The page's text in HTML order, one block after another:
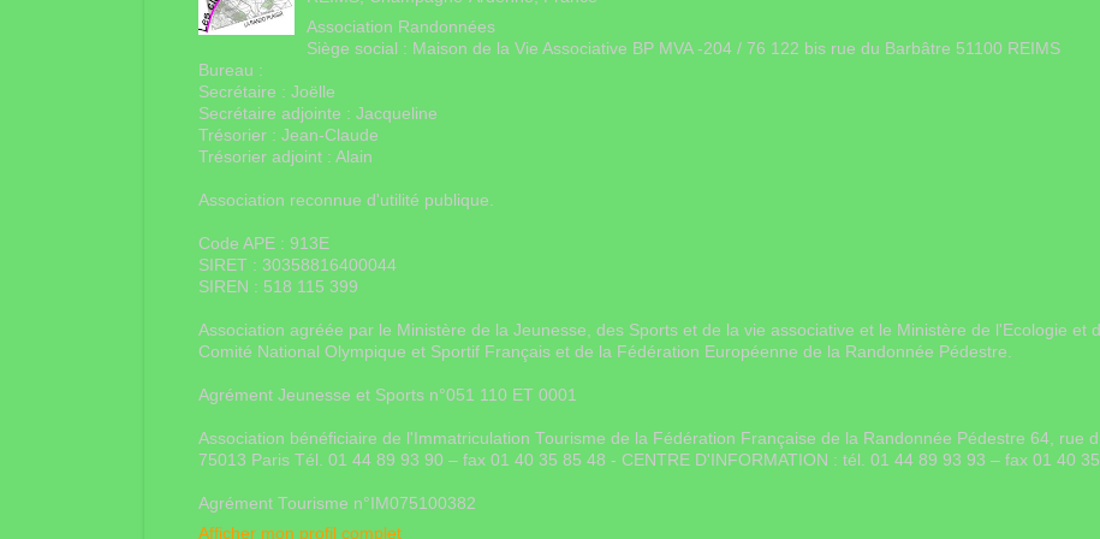
Association Randonnées
Siège social : Maison de la Vie Associative BP MVA -204 / 76 122 bis rue du Barbâtre 51100 REIMS
Bureau :
Secrétaire : Joëlle
Secrétaire adjointe : Jacqueline
Trésorier : Jean-Claude
Trésorier adjoint : Alain
Association reconnue d'utilité publique.
Code APE : 913E
SIRET : 30358816400044
SIREN : 518 115 399
Association agréée par le Ministère de la Jeunesse, des Sports et de la vie associative et le Ministère de l'Ecologie et
Comité National Olympique et Sportif Français et de la Fédération Européenne de la Randonnée Pédestre.
Agrément Jeunesse et Sports n°051 110 ET 0001
Association bénéficiaire de l'Immatriculation Tourisme de la Fédération Française de la Randonnée Pédestre 64, rue
75013 Paris Tél. 01 44 89 93 90 – fax 01 40 35 85 48 - CENTRE D'INFORMATION : tél. 01 44 89 93 93 – fax 01 40
Agrément Tourisme n°IM075100382
Afficher mon profil complet